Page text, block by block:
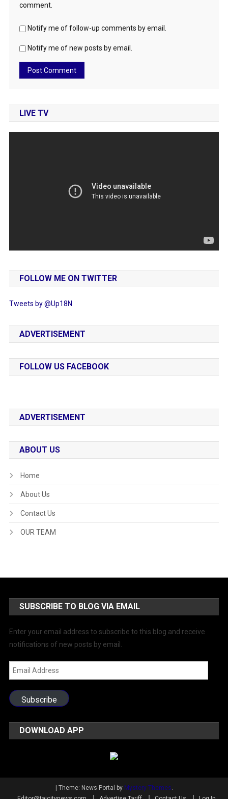
comment.
Notify me of follow-up comments by email.
Notify me of new posts by email.
LIVE TV
FOLLOW ME ON TWITTER
Tweets by @Up18N
ADVERTISEMENT
FOLLOW US FACEBOOK
ADVERTISEMENT
ABOUT US
Home
About Us
Contact Us
OUR TEAM
SUBSCRIBE TO BLOG VIA EMAIL
Enter your email address to subscribe to this blog and receive
notifications of new posts by email.
Email
Address
Subscribe
DOWNLOAD APP
| Theme: News Portal by Mystery Themes.